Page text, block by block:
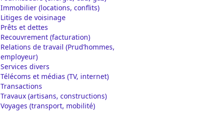
Immobilier (locations, conflits)
Litiges de voisinage
Prêts et dettes
Recouvrement (facturation)
Relations de travail (Prud’hommes,
employeur)
Services divers
Télécoms et médias (TV, internet)
Transactions
Travaux (artisans, constructions)
Voyages (transport, mobilité)